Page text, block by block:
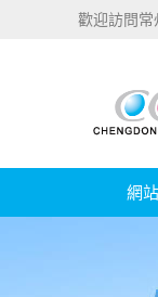
歡迎訪問常
網